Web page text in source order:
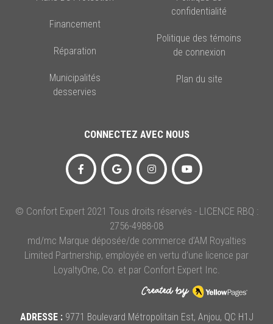
Financement
Réparation
Municipalités
desservies
confidentialité
Politique des témoins
de connexion
Plan du site
CONNECTEZ AVEC NOUS
© Confort Expert 2021 Tous droits réservés - LICENCE RBQ :
2756-4988-08
md/mc Marque déposée/de commerce d’AM Royalties
Limited Partnership, employée en vertu d’une licence par
LoyaltyOne, Co. et par Confort Expert Inc.
ADRESSE :9771 Boulevard Métropolitain Est, Anjou, QC H1J